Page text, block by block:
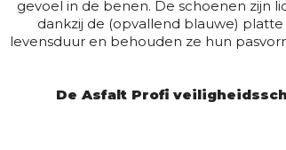
gevoel in de benen. De schoenen zijn
dankzij de (opvallend blauwe)
levensduur en behouden ze hun
De Asfalt Profi